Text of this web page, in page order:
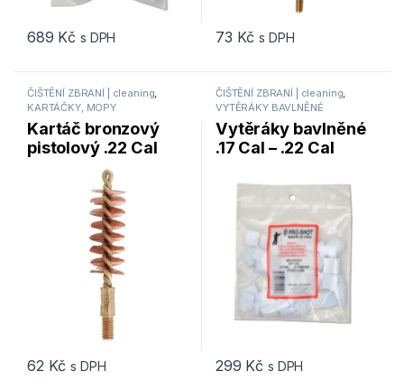
689 Kč s DPH 73 Kč s DPH
ČIŠTĚNÍ ZBRANÍ | cleaning,
KARTÁČKY, MOPY
Kartáč bronzový
pistolový .22 Cal
Pro-Shot Products
62 Kč s DPH
ČIŠTĚNÍ ZBRANÍ | cleaning,
VYTĚRÁKY BAVLNĚNÉ
Vytěráky bavlněné
.17 Cal – .22 Cal
Products – 500 ks
299 Kč s DPH